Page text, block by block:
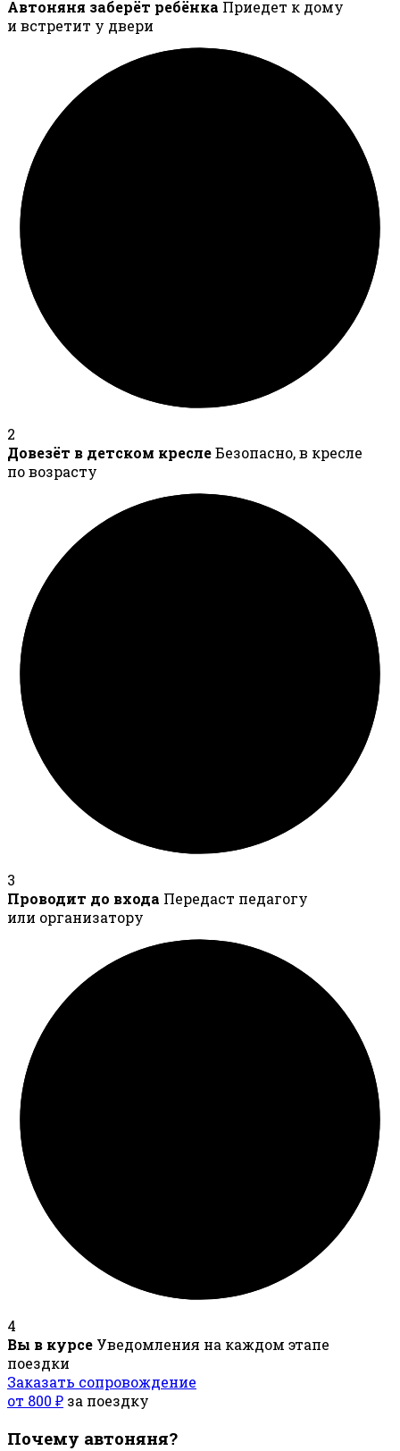
Автоняня заберёт ребёнка Приедет к дому
и встретит у двери
2
Довезёт в детском креслеБезопасно, в кресле
по возрасту
3
Проводит до входа Передаст педагогу
или организатору
4
Вы в курсе Уведомления на каждом этапе
поездки
Заказать сопровождение
от 800 ₽ за поездку
Почему автоняня?